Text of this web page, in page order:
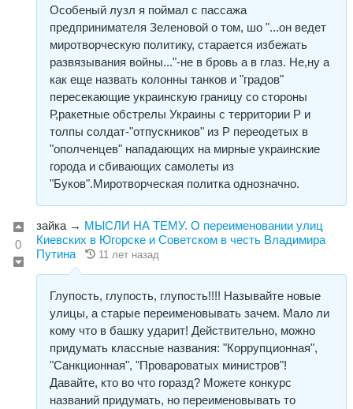
Особеный лузл я поймал с пассажа
предпринимателя Зеленовой о том, шо "...он ведет
миротворческую политику, старается избежать
развязывания войны..."-не в бровь а в глаз. Не,ну а
как еще назвать колонны танков и "градов"
пересекающие украинскую границу со стороны
Р,ракетные обстрелы Украины с территории Р и
толпы солдат-"отпускников" из Р переодетых в
"ополченцев" нападающих на мирные украинские
города и сбивающих самолеты из
"Буков".Миротворческая политка однозначно.
0
зайка → МЫСЛИ НА ТЕМУ. О переименовании улиц
Киевских в Югорске и Советском в честь Владимира
Путина
11 лет назад
Глупость, глупость, глупость!!!! Называйте новые
улицы, а старые переименовывать зачем. Мало ли
кому что в башку ударит! Действительно, можно
придумать классные названия: "Коррупционная",
"Санкционная", "Провароватых министров"!
Давайте, кто во что горазд? Можете конкурс
названий придумать, но переименовывать то